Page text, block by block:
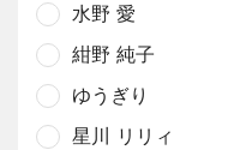
水野 愛
紺野 純子
ゆうぎり
星川 リリィ